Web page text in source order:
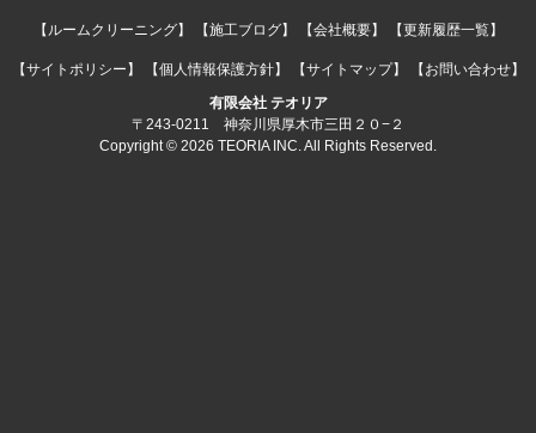
【ルームクリーニング】 【施工ブログ】 【会社概要】 【更新履歴一覧】
【サイトポリシー】 【個人情報保護方針】 【サイトマップ】
【お問い合わせ】
有限会社 テオリア
〒243-0211 神奈川県厚木市三田２０−２
Copyright © 2026 TEORIA INC. All Rights Reserved.